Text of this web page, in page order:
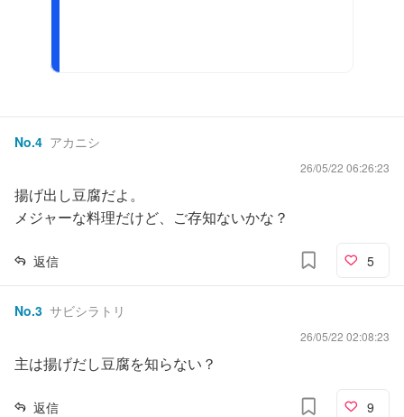
No.4 アカニシ
26/05/22 06:26:23
揚げ出し豆腐だよ。
メジャーな料理だけど、ご存知ないかな？
返信 5
No.3 サビシラトリ
26/05/22 02:08:23
主は揚げだし豆腐を知らない？
返信 9